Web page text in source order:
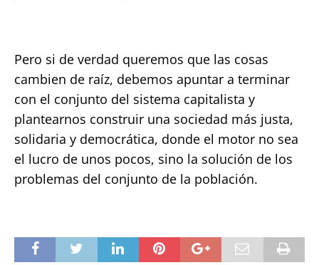
Pero si de verdad queremos que las cosas
cambien de raíz, debemos apuntar a terminar
con el conjunto del sistema capitalista y
plantearnos construir una sociedad más justa,
solidaria y democrática, donde el motor no sea
el lucro de unos pocos, sino la solución de los
problemas del conjunto de la población.